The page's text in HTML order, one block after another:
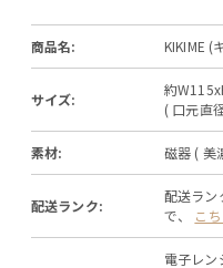
商品名: KIKIME (
サイズ:
約
( 口元直
素材: 磁器 ( 美
配送ランク:
配送ラン
で、 こ
電子レ